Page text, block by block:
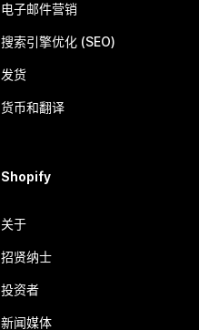
电子邮件营销
搜索引擎优化 (SEO)
发货
货币和翻译
Shopify
关于
招贤纳士
投资者
新闻媒体